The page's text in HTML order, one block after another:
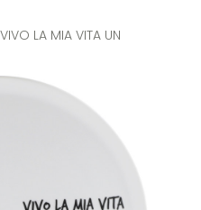
LA MIA VITA UN